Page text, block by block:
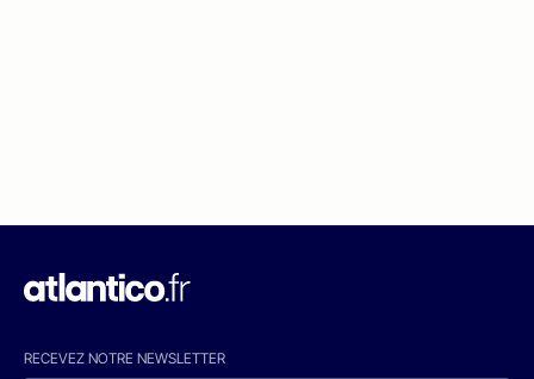
RECEVEZ NOTRE NEWSLETTER